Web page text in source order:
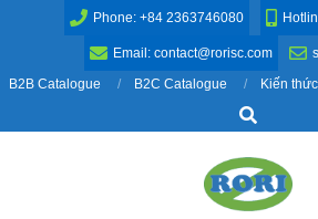
Phone: +84 2363746080
Email: contact@rorisc.com
B2B Catalogue
B2C Catalogue Kiến thức
Search